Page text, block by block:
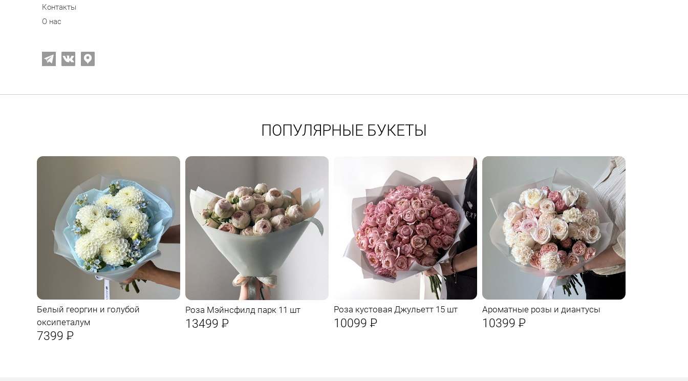
Контакты
О нас
ПОПУЛЯРНЫЕ БУКЕТЫ
Белый георгин и голубой
оксипеталум
7399 Р
Роза Мэйнсфилд парк 11 шт
13499 Р
Роза кустовая Джульетт 15 шт
10099 Р
Ароматные розы и диантусы
10399 Р